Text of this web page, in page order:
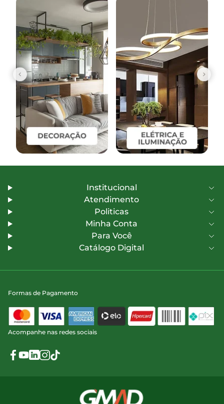
Institucional
Atendimento
Politicas
Minha Conta
Para Você
Catálogo Digital
Formas de Pagamento
Acompanhe nas redes sociais